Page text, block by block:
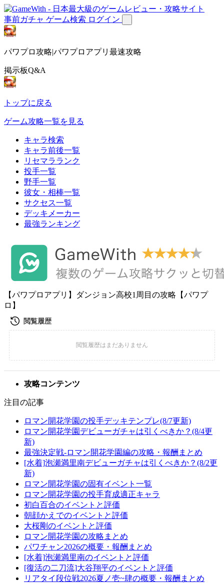
事前ガチャ ゲーム検索 ログイン
パワプロ攻略|パワプロアプリ最速攻略
掲示板Q&A
トップに戻る
ゲーム攻略一覧を見る
キャラ検索
キャラ前後一覧
リセマラランク
投手一覧
野手一覧
彼女・相棒一覧
サクセス一覧
デッキメーカー
最強ランキング
【パワプロアプリ】ダンジョン高校1周目の攻略【パワプ
ロ】
攻略コンテンツ
注目の記事
ロマン開花学園の投手デッキテンプレ(8/7更新)
ロマン開花学園デビューガチャは引くべきか？(8/4更
新)
最強決定戦-ロマン開花学園編の攻略・報酬まとめ
[水着]泡瀬満里南デビューガチャは引くべきか？(8/2更
新)
ロマン開花学園の固有イベント一覧
ロマン開花学園の投手育成適正キャラ
初白百合のイベントと評価
朝顔かえでのイベントと評価
大桜剛のイベントと評価
ロマン開花学園の攻略まとめ
パワチャン2026の概要・報酬まとめ
[水着]泡瀬満里南のイベントと評価
[復活の二刀流]大谷翔平のイベントと評価
リアタイ段位戦2026夏ノ壱~肆の概要・報酬まとめ